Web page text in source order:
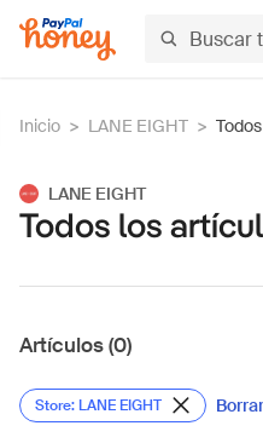
Inicio > LANE EIGHT >
LANE EIGHT
Todos los
Artículos (0)
Store: LANE EIGHT